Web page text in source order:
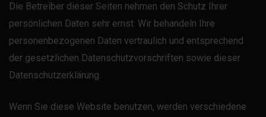
Die Betreiber dieser Seiten nehmen den Schutz Ihrer
persönlichen Daten sehr ernst. Wir behandeln Ihre
personenbezogenen Daten vertraulich und entsprechend
der gesetzlichen Datenschutzvorschriften sowie dieser
Datenschutzerklärung.
Wenn Sie diese Website benutzen, werden verschiedene